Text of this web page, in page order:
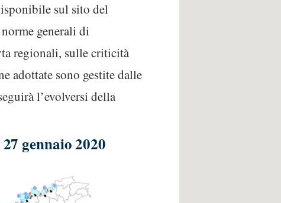
sul sito del
generali di
regionali, sulle criticità
adottate sono gestite dalle
l’evolversi della
gennaio 2020